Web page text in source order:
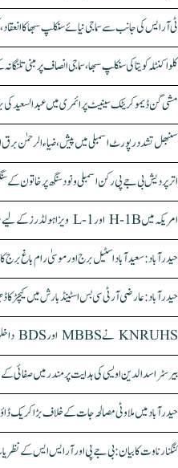
ٹی آر ایس کی جانب سے سماجی نیائے سنکلپ سبھا کا انعقاد،
کلواکنٹلہ کویتا کی سنکلپ سبھا، سماجی انصاف پر مبنی
مشی گن ڈیموکریٹک سینیٹ پرائمری میں عبدالسعید کی
سنبھل تشدد رپورٹ اسمبلی میں پیش، ضیاء الرحمٰن
اتر پردیش بی جے پی رکن اسمبلی ونود سنگھ پر خاتون کے
امریکہ میں H-1B اور L-1 ویزا ہولڈرز کے لیے بڑی راحت، اب ملک چھوڑے بغیر ویزا تجدید ممکن
حیدرآباد: سعیدآباد اسٹیل برج اور موسیٰ رام باغ برج
حیدرآباد: عارضی آر ٹی سی بس اسٹینڈ بارش میں کیچڑ کا
KNRUHS نے MBBS اور BDS داخلوں کا نوٹیفکیشن جاری کر دیا
بیرسٹر اسدالدین اویسی کی ہدایت پر مندر میں صفائی کے
حیدرآباد میں ملاوٹی مصالحہ جات کے خلاف بڑا کریک ڈاؤن، 25 ٹن سے زائد مصالحے ضبط، 3
کنگنا رناوت کا بیان: بی جے پی اور آر ایس ایس کے